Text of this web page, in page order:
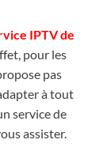
IPTV de
pour les
pas
à tout
service de
assister.